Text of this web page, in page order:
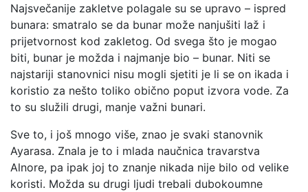
Najsvečanije zakletve polagale su se upravo – ispred
bunara: smatralo se da bunar može nanjušiti laž i
prijetvornost kod zakletog. Od svega što je mogao
biti, bunar je možda i najmanje bio – bunar. Niti se
najstariji stanovnici nisu mogli sjetiti je li se on ikada i
koristio za nešto toliko obično poput izvora vode. Za
to su služili drugi, manje važni bunari.
Sve to, i još mnogo više, znao je svaki stanovnik
Ayarasa. Znala je to i mlada naučnica travarstva
Alnore, pa ipak joj to znanje nikada nije bilo od velike
koristi. Možda su drugi ljudi trebali dubokoumne